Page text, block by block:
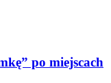
po miejscach